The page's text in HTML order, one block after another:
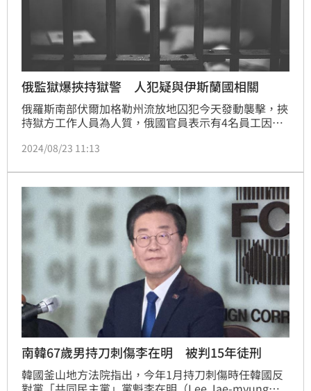
俄監獄爆挾持獄警 人犯疑與伊斯蘭國相關
俄羅斯南部伏爾加格勒州流放地囚犯今天發動襲擊，挾
持獄方工作人員為人質，俄國官員表示有4名員工因此
類事件。
2024/08/23 11:13
南韓67歲男持刀刺傷李在明 被判15年徒刑
韓國釜山地方法院指出，今年1月持刀刺傷時任韓國反